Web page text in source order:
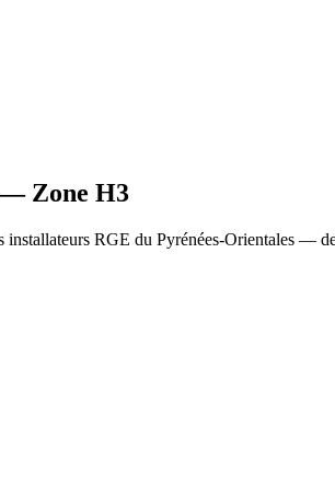
Zone H3
RGE du Pyrénées-Orientales —